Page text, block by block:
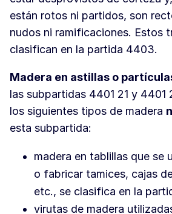
están rotos ni partidos, son
nudos ni ramificaciones. Estos
clasifican en la partida 4403.
Madera en astillas o
las subpartidas 4401 21 y 4401
los siguientes tipos de madera
esta subpartida:
madera en tablillas que se
o fabricar tamices, cajas
etc., se clasifica en la
virutas de madera